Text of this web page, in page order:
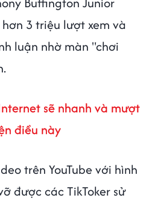
3 triệu lượt xem và
luận nhờ màn "chơi
sẽ nhanh và mượt
điều này
trên YouTube với hình
được các TikToker sử